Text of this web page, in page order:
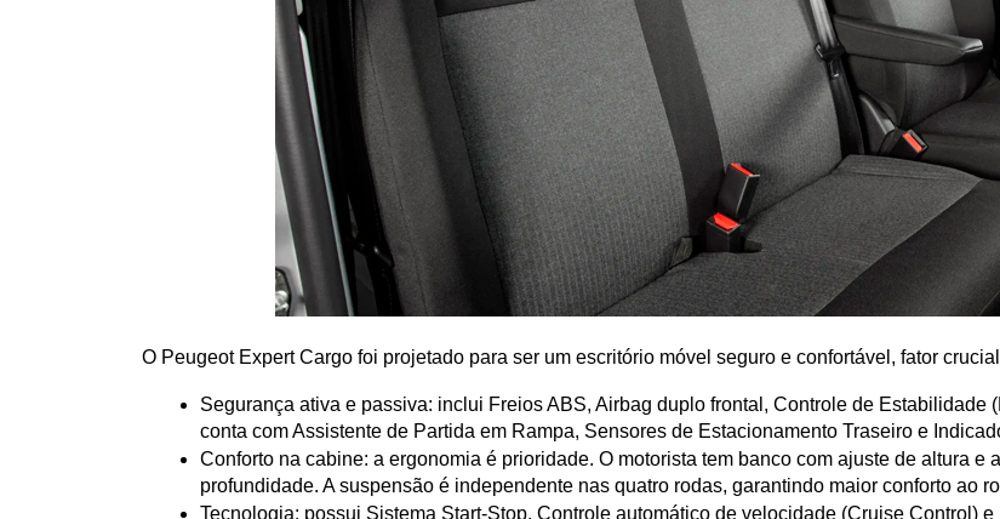
O Peugeot Expert Cargo foi projetado para ser um escritório móvel seguro e confortável, fator
Segurança ativa e passiva: inclui Freios ABS, Airbag duplo frontal, Controle de Estabilidade
conta com Assistente de Partida em Rampa, Sensores de Estacionamento Traseiro e
Conforto na cabine: a ergonomia é prioridade. O motorista tem banco com ajuste de altura
profundidade. A suspensão é independente nas quatro rodas, garantindo maior conforto ao
Tecnologia: possui Sistema Start-Stop, Controle automático de velocidade (Cruise Control)